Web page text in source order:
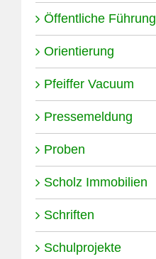
Öffentliche Führung
Orientierung
Pfeiffer Vacuum
Pressemeldung
Proben
Scholz Immobilien
Schriften
Schulprojekte